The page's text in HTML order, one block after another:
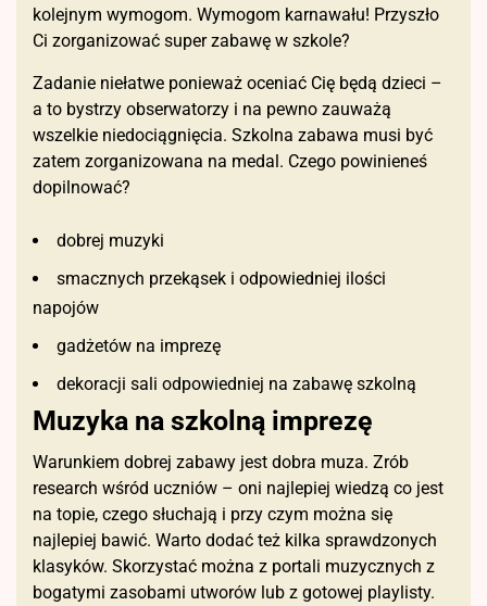
kolejnym wymogom. Wymogom karnawału! Przyszło
Ci zorganizować super zabawę w szkole?
Zadanie niełatwe ponieważ oceniać Cię będą dzieci –
a to bystrzy obserwatorzy i na pewno zauważą
wszelkie niedociągnięcia. Szkolna zabawa musi być
zatem zorganizowana na medal. Czego powinieneś
dopilnować?
dobrej muzyki
smacznych przekąsek i odpowiedniej ilości
napojów
gadżetów na imprezę
dekoracji sali odpowiedniej na zabawę szkolną
Muzyka na szkolną imprezę
Warunkiem dobrej zabawy jest dobra muza. Zrób
research wśród uczniów – oni najlepiej wiedzą co jest
na topie, czego słuchają i przy czym można się
najlepiej bawić. Warto dodać też kilka sprawdzonych
klasyków. Skorzystać można z portali muzycznych z
bogatymi zasobami utworów lub z gotowej playlisty.